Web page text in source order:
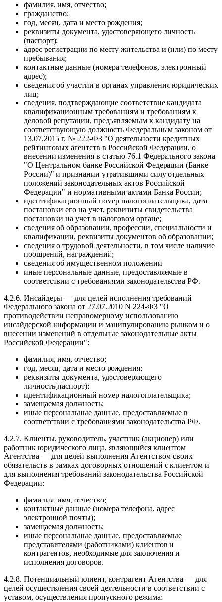
фамилия, имя, отчество;
гражданство;
год, месяц, дата и место рождения;
реквизиты документа, удостоверяющего личность
(паспорт);
адрес регистрации по месту жительства и (или) по месту
пребывания;
контактные данные (номера телефонов, электронный
адрес);
сведения об участии в органах управления юридических
лиц;
сведения, подтверждающие соответствие кандидата
квалификационным требованиям и требованиям к
деловой репутации, предъявляемым к кандидату на
соответствующую должность Федеральным законом от
13.07.2015 г. № 222-ФЗ "О деятельности кредитных
рейтинговых агентств в Российской Федерации, о
внесении изменения в статью 76.1 Федерального закона
"О Центральном банке Российской Федерации (Банке
России)" и признании утратившими силу отдельных
положений законодательных актов Российской
Федерации" и нормативными актами Банка России;
идентификационный номер налогоплательщика, дата
постановки его на учет, реквизиты свидетельства
постановки на учет в налоговом органе;
сведения об образовании, профессии, специальности и
квалификации, реквизиты документов об образовании;
сведения о трудовой деятельности, в том числе наличие
поощрений, награждений;
сведения об имущественном положении
иные персональные данные, предоставляемые в
соответствии с требованиями законодательства РФ.
4.2.6. Инсайдеры — для целей исполнения требований
Федерального закона от 27.07.2010 N 224-ФЗ "О
противодействии неправомерному использованию
инсайдерской информации и манипулированию рынком и о
внесении изменений в отдельные законодательные акты
Российской Федерации":
фамилия, имя, отчество;
год, месяц, дата и место рождения;
реквизиты документа, удостоверяющего
личность(паспорт);
идентификационный номер налогоплательщика;
замещаемая должность;
иные персональные данные, предоставляемые в
соответствии с требованиями законодательства РФ.
4.2.7. Клиенты, руководитель, участник (акционер) или
работник юридического лица, являющийся клиентом
Агентства — для целей выполнения Агентством своих
обязательств в рамках договорных отношений с клиентом и
для выполнения требований законодательства Российской
Федерации:
фамилия, имя, отчество;
контактные данные (номера телефона, адрес
электронной почты);
замещаемая должность;
иные персональные данные, предоставляемые
представителями (работниками) клиентов и
контрагентов, необходимые для заключения и
исполнения договоров.
4.2.8. Потенциальный клиент, контрагент Агентства — для
целей осуществления своей деятельности в соответствии с
уставом, осуществления пропускного режима: